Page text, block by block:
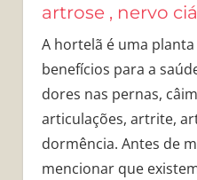
artrose , nervo
A hortelã é uma
benefícios para a
dores nas pernas,
articulações, artrite,
dormência. Antes de
mencionar que